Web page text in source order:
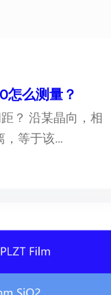
怎么测量？
？ 沿某晶向，相
，等于该…